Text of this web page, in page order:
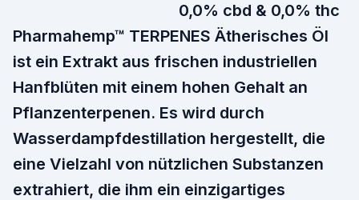
0,0% cbd & 0,0% thc
Pharmahemp™ TERPENES Ätherisches Öl
ist ein Extrakt aus frischen industriellen
Hanfblüten mit einem hohen Gehalt an
Pflanzenterpenen. Es wird durch
Wasserdampfdestillation hergestellt, die
eine Vielzahl von nützlichen Substanzen
extrahiert, die ihm ein einzigartiges